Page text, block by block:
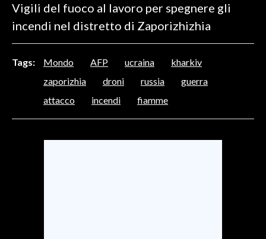
CALCIO REGIONALE
BASKET
MOTORI
ALTRI SPORT
Vigili del fuoco al lavoro per spegnere gli
incendi nel distretto di Zaporizhizhia
Tags: Mondo AFP ucraina
kharkiv
zaporizhia
droni russia
guerra
attacco
incendi fiamme